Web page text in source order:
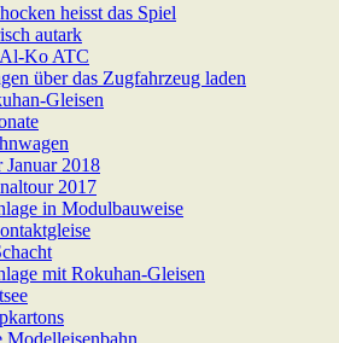
heisst das Spiel
autark
Ko ATC
über das Zugfahrzeug laden
Gleisen
Januar 2018
2017
in Modulbauweise
mit Rokuhan-Gleisen
Modelleisenbahn